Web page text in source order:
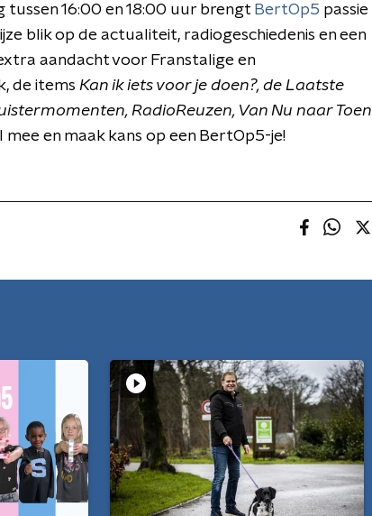
tussen 16:00 en 18:00 uur brengt BertOp5 passie
blik op de actualiteit, radiogeschiedenis en een
aandacht voor Franstalige en
de items Kan ik iets voor je doen?, de Laatste
RadioReuzen, Van Nu naar Toen
mee en maak kans op een BertOp5-je!